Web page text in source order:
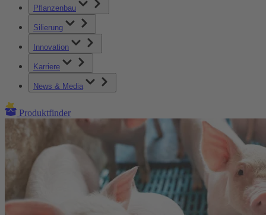
Pflanzenbau
Silierung
Innovation
Karriere
News & Media
Produktfinder